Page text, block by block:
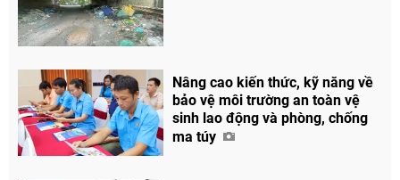
Facebook
Nâng cao kiến thức, kỹ năng về
bảo vệ môi trường an toàn vệ
sinh lao động và phòng, chống
ma túy